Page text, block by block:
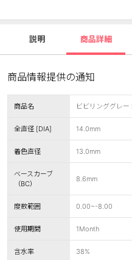
説明 商品詳細
商品情報提供の通知
商品名 ビビリンググレー
全直径 [DIA] 14.0mm
着色直径 13.0mm
ベースカーブ
（BC）
8.6mm
度数範囲 0.00~-8.00
使用期間 1Month
含水率 38%